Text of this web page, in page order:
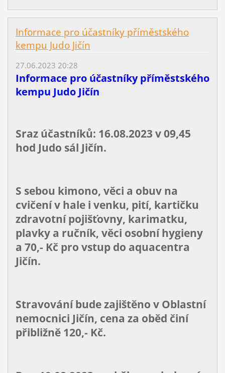
Informace pro účastníky příměstského
kempu Judo Jičín
27.06.2023 20:28
Informace pro účastníky příměstského
kempu Judo Jičín
Sraz účastníků: 16.08.2023 v 09,45
hod Judo sál Jičín.
S sebou kimono, věci a obuv na
cvičení v hale i venku, pití, kartičku
zdravotní pojišťovny, karimatku,
plavky a ručník, věci osobní hygieny
a 70,- Kč pro vstup do aquacentra
Jičín.
Stravování bude zajištěno v Oblastní
nemocnici Jičín, cena za oběd činí
přibližně 120,- Kč.